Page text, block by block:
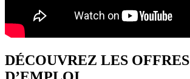
DÉCOUVREZ LES OFFRES